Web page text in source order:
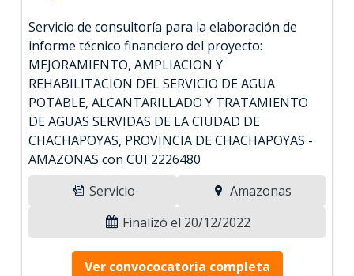
Servicio de consultoría para la elaboración de
informe técnico financiero del proyecto:
MEJORAMIENTO, AMPLIACION Y
REHABILITACION DEL SERVICIO DE AGUA
POTABLE, ALCANTARILLADO Y TRATAMIENTO
DE AGUAS SERVIDAS DE LA CIUDAD DE
CHACHAPOYAS, PROVINCIA DE CHACHAPOYAS -
AMAZONAS con CUI 2226480
Servicio
Amazonas
Finalizó el 20/12/2022
Ver convococatoria completa